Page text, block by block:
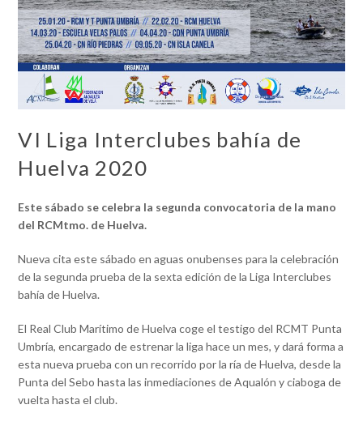
VI Liga Interclubes bahía de
Huelva 2020
Este sábado se celebra la segunda convocatoria de la mano
del RCMtmo. de Huelva.
Nueva cita este sábado en aguas onubenses para la celebración
de la segunda prueba de la sexta edición de la Liga Interclubes
bahía de Huelva.
El Real Club Marítimo de Huelva coge el testigo del RCMT Punta
Umbría, encargado de estrenar la liga hace un mes, y dará forma a
esta nueva prueba con un recorrido por la ría de Huelva, desde la
Punta del Sebo hasta las inmediaciones de Aqualón y ciaboga de
vuelta hasta el club.